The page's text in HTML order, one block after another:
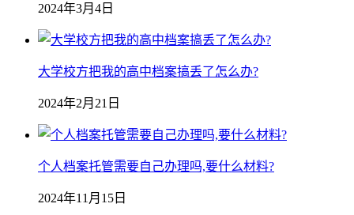
2024年3月4日
大学校方把我的高中档案搞丢了怎么办?
2024年2月21日
个人档案托管需要自己办理吗,要什么材料?
2024年11月15日